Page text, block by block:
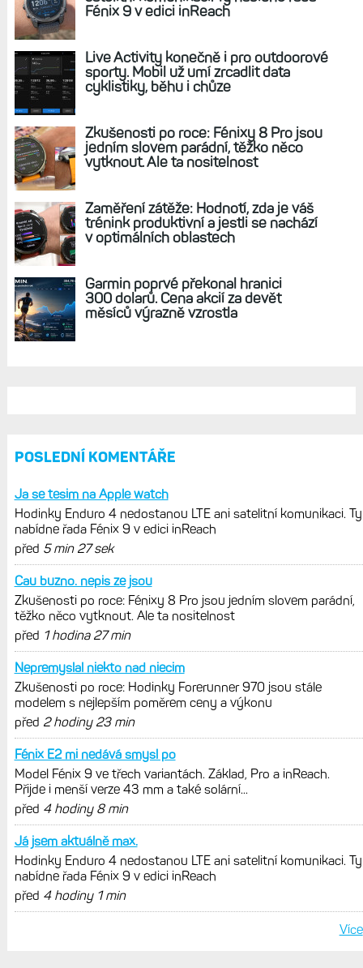
Fénix 9 v edici inReach
Live Activity konečně i pro outdoorové
sporty. Mobil už umí zrcadlit data
cyklistiky, běhu i chůze
Zkušenosti po roce: Fénixy 8 Pro jsou
jedním slovem parádní, těžko něco
vytknout. Ale ta nositelnost
Zaměření zátěže: Hodnotí, zda je váš
trénink produktivní a jestli se nachází
v optimálních oblastech
Garmin poprvé překonal hranici
300 dolarů. Cena akcií za devět
měsíců výrazně vzrostla